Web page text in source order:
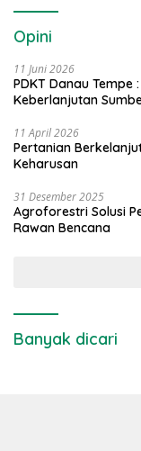
Opini
11 Juni 2026
PDKT Danau
Keberlanjutan
11 April 2026
Pertanian
Keharusan
31 Desember 2025
Agroforestri Solusi
Rawan Bencana
Banyak dicari